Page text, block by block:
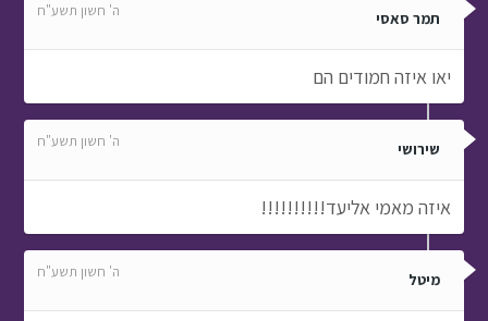
תמר סאסי ה' חשון תשע"ח
יאו איזה חמודים הם
שירושי ה' חשון תשע"ח
איזה מאמי אליעד!!!!!!!!!!
מיטל ה' חשון תשע"ח